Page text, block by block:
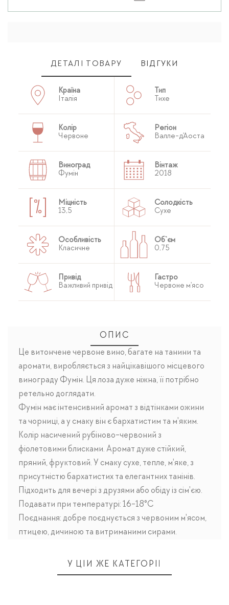
ДЕТАЛІ ТОВАРУ ВІДГУКИ
Країна
Італія
Тип
Тихе
Колір
Червоне
Регіон
Валле-д'Аоста
Виноград
Фумін
Вінтаж
2018
Міцність
13,5
Солодкість
Сухе
Особливість
Класичне
Об`єм
0,75
Привід
Важливий привід
Гастро
Червоне м'ясо
ОПИС
Це витончене червоне вино, багате на танини та
аромати, виробляється з найцікавішого місцевого
винограду Фумін. Ця лоза дуже ніжна, її потрібно
ретельно доглядати.
Фумін має інтенсивний аромат з відтінками ожини
та чорниці, а у смаку він є бархатистим та м'яким.
Колір насичений рубіново-червоний з
фіолетовими блисками. Аромат дуже стійкий,
пряний, фруктовий. У смаку сухе, тепле, м'яке, з
присутністю бархатистих та елегантних танінів.
Підходить для вечері з друзями або обіду із сім'єю.
Подавати при температурі: 16-18°C
Поєднання: добре поєднується з червоним м'ясом,
птицею, дичиною та витриманими сирами.
У ЦІЙ ЖЕ КАТЕГОРІЇ